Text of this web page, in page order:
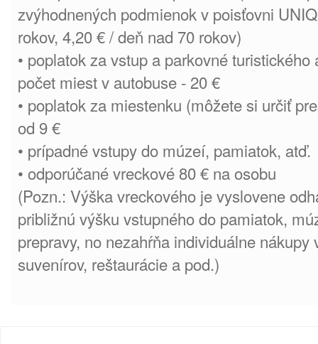
zvýhodnených podmienok v poisťovni
rokov, 4,20 € / deň nad 70 rokov)
• poplatok za vstup a parkovné
počet miest v autobuse - 20 €
• poplatok za miestenku (môžete si určiť
od 9 €
• prípadné vstupy do múzeí, pamiatok, atď.
• odporúčané vreckové 80 € na osobu
(Pozn.: Výška vreckového je vyslovene
približnú výšku vstupného do pamiatok,
prepravy, no nezahŕňa individuálne nákupy
suvenírov, reštaurácie a pod.)